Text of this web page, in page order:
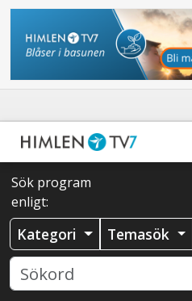
Sök program
enligt:
Kategori Temasök